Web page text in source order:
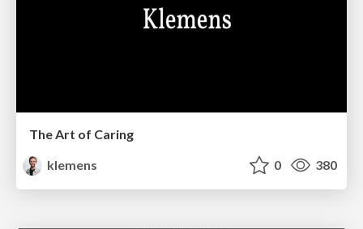
The Art of Caring
klemens
0 380